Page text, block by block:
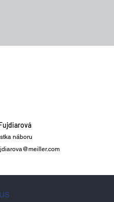
náboru